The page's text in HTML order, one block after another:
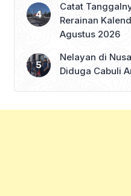
Catat
Rerainan
Agustus 2026
Nelayan di
Diduga Cabuli